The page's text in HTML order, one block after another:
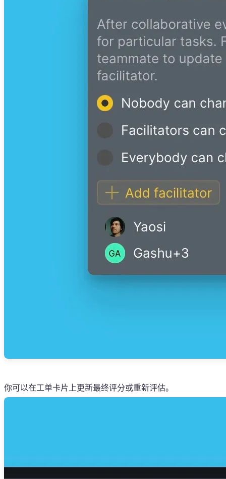
你可以在工单卡片上更新最终评分或重新评估。